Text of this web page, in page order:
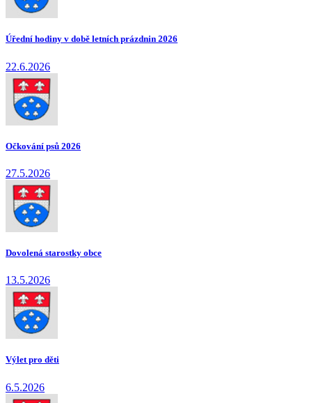
Úřední hodiny v době letních prázdnin 2026
22.6.2026
Očkování psů 2026
27.5.2026
Dovolená starostky obce
13.5.2026
Výlet pro děti
6.5.2026